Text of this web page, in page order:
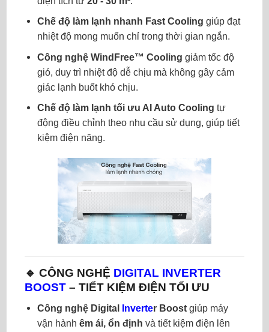
Chế độ làm lạnh nhanh Fast Cooling giúp đạt
nhiệt độ mong muốn chỉ trong thời gian ngắn.
Công nghệ WindFree™ Cooling giảm tốc độ
gió, duy trì nhiệt độ dễ chịu mà không gây cảm
giác lạnh buốt khó chịu.
Chế độ làm lạnh tối ưu AI Auto Cooling tự
động điều chỉnh theo nhu cầu sử dụng, giúp tiết
kiệm điện năng.
🔹 CÔNG NGHỆ DIGITAL INVERTER
BOOST – TIẾT KIỆM ĐIỆN TỐI ƯU
Công nghệ Digital Inverter Boostgiúp máy
vận hành êm ái, ổn định và tiết kiệm điện lên